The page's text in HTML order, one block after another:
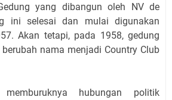
yang dibangun oleh NV de
ini selesai dan mulai digunakan
Akan tetapi, pada 1958, gedung
nama menjadi Country Club
hubungan politik